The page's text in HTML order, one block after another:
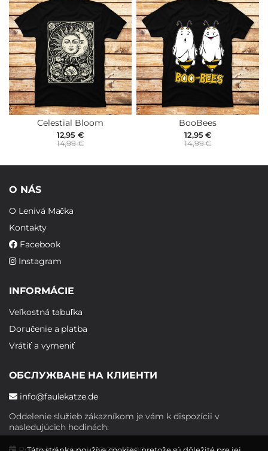
Celestial Bloom
12,95 €
14,99 €
BooBees
12,95 €
14,99 €
O NÁS
O Lenivá Mačka
Kontakty
Facebook
Instagram
INFORMÁCIE
Veľkostná tabuľka
Doručenie a platba
Vrátiť a vymeniť
ОБСЛУЖВАНЕ НА КЛИЕНТИ
info@faulekatze.de
Oddelenie služieb zákazníkom je vám k dispozícii v
nasledujúcich hodinách: